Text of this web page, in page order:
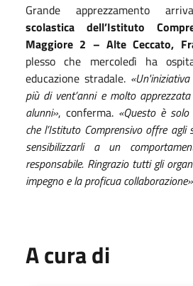
Grande apprezzamento
scolastica dell’Istituto
Maggiore 2 – Alte Ceccato,
plesso che mercoledì ha
educazione stradale.
più di vent’anni e molto
alunni», conferma. «Questo è
che l’Istituto Comprensivo offre agli
sensibilizzarli a un
responsabile. Ringrazio tutti gli
impegno e la proficua collaborazione»
A cura di